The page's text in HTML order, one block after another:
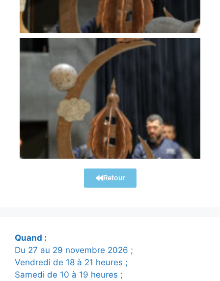
Retour
Quand :
Du 27 au 29 novembre 2026 ;
Vendredi de 18 à 21 heures ;
Samedi de 10 à 19 heures ;